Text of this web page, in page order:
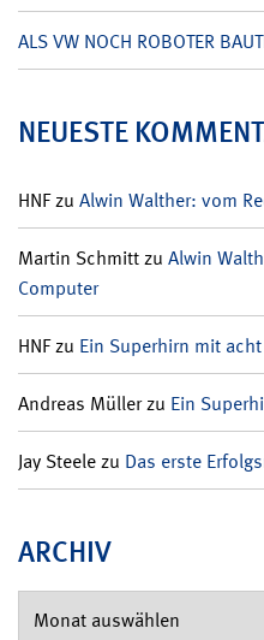
ALS VW NOCH ROBOTER
NEUESTE
HNFzu Alwin Walther: vom
Martin Schmittzu Alwin
Computer
HNFzu Ein Superhirn mit
Andreas Müllerzu Ein
Jay Steelezu Das erste
ARCHIV